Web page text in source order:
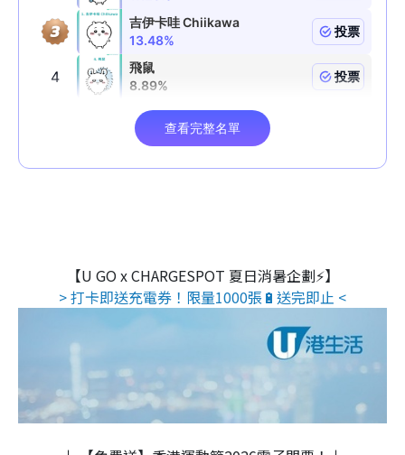
【U GO x CHARGESPOT 夏日消暑企劃⚡】
> 打卡即送充電券！限量1000張🔋送完即止 <